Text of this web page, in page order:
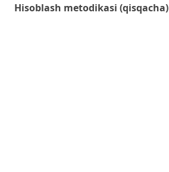
Hisoblash metodikasi (qisqacha)